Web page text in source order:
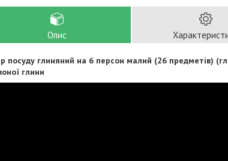
Опис
посуду глиняний на 6 персон малий (26 предметів)
глини